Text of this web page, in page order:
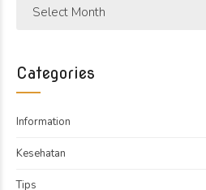
Select Month
Categories
Information
Kesehatan
Tips